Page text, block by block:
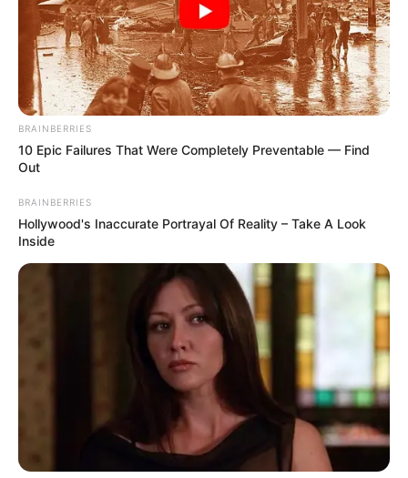
BRAINBERRIES
10 Epic Failures That Were Completely Preventable — Find
Out
BRAINBERRIES
Hollywood's Inaccurate Portrayal Of Reality – Take A Look
Inside